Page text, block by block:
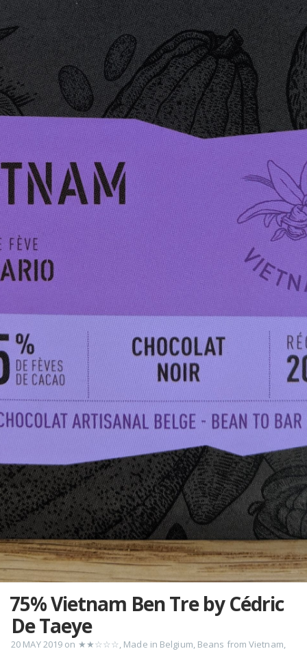
75% Vietnam Ben Tre by Cédric
De Taeye
20 MAY 2019 on ★★☆☆☆, Made in Belgium, Beans from Vietnam,